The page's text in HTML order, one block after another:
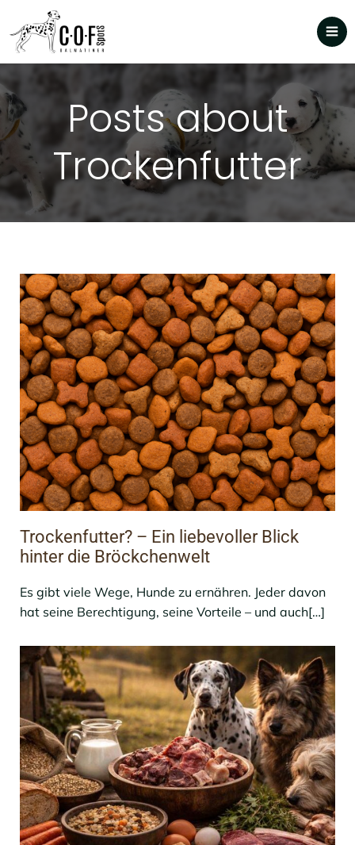
Posts about
Trockenfutter
Trockenfutter? – Ein liebevoller Blick
hinter die Bröckchenwelt
Es gibt viele Wege, Hunde zu ernähren. Jeder davon
hat seine Berechtigung, seine Vorteile – und auch[…]